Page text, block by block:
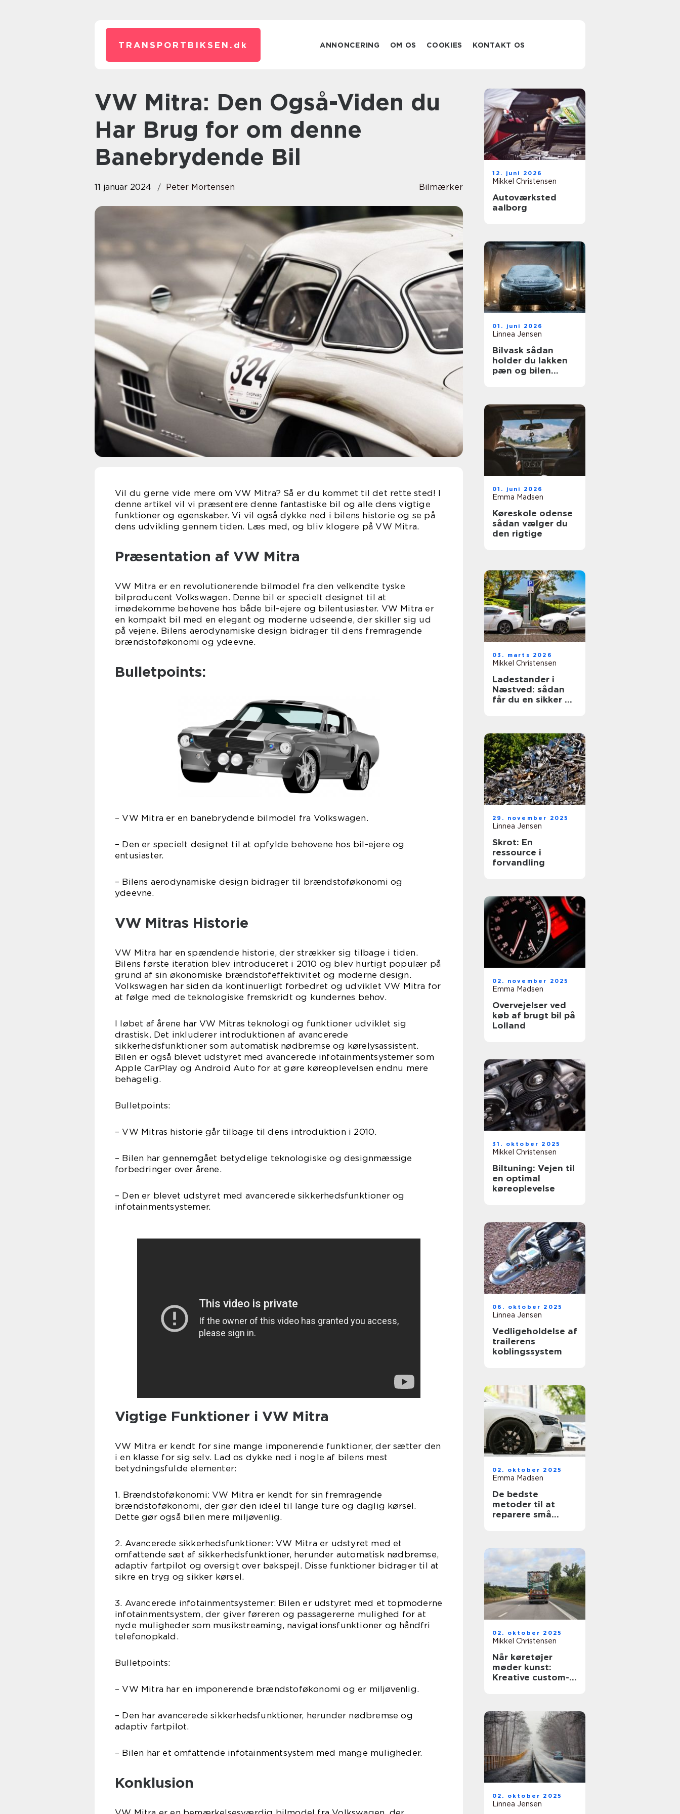
TRANSPORTBIKSEN. dk ANNONCERING OM OS COOKIES KONTAKT OS
VW Mitra: Den Også-Viden du
Har Brug for om denne
Banebrydende Bil
11 januar 2024 Peter Mortensen Bilmærker
Vil du gerne vide mere om VW Mitra? Så er du kommet til det rette sted! I
denne artikel vil vi præsentere denne fantastiske bil og alle dens vigtige
funktioner og egenskaber. Vi vil også dykke ned i bilens historie og se på
dens udvikling gennem tiden. Læs med, og bliv klogere på VW Mitra.
Præsentation af VW Mitra
VW Mitra er en revolutionerende bilmodel fra den velkendte tyske
bilproducent Volkswagen. Denne bil er specielt designet til at
imødekomme behovene hos både bil-ejere og bilentusiaster. VW Mitra er
en kompakt bil med en elegant og moderne udseende, der skiller sig ud
på vejene. Bilens aerodynamiske design bidrager til dens fremragende
brændstoføkonomi og ydeevne.
Bulletpoints:
– VW Mitra er en banebrydende bilmodel fra Volkswagen.
– Den er specielt designet til at opfylde behovene hos bil-ejere og
entusiaster.
– Bilens aerodynamiske design bidrager til brændstoføkonomi og
ydeevne.
VW Mitras Historie
VW Mitra har en spændende historie, der strækker sig tilbage i tiden.
Bilens første iteration blev introduceret i 2010 og blev hurtigt populær på
grund af sin økonomiske brændstofeffektivitet og moderne design.
Volkswagen har siden da kontinuerligt forbedret og udviklet VW Mitra for
at følge med de teknologiske fremskridt og kundernes behov.
I løbet af årene har VW Mitras teknologi og funktioner udviklet sig
drastisk. Det inkluderer introduktionen af avancerede
sikkerhedsfunktioner som automatisk nødbremse og kørelysassistent.
Bilen er også blevet udstyret med avancerede infotainmentsystemer som
Apple CarPlay og Android Auto for at gøre køreoplevelsen endnu mere
behagelig.
Bulletpoints:
– VW Mitras historie går tilbage til dens introduktion i 2010.
– Bilen har gennemgået betydelige teknologiske og designmæssige
forbedringer over årene.
– Den er blevet udstyret med avancerede sikkerhedsfunktioner og
infotainmentsystemer.
Vigtige Funktioner i VW Mitra
VW Mitra er kendt for sine mange imponerende funktioner, der sætter den
i en klasse for sig selv. Lad os dykke ned i nogle af bilens mest
betydningsfulde elementer:
1. Brændstoføkonomi: VW Mitra er kendt for sin fremragende
brændstoføkonomi, der gør den ideel til lange ture og daglig kørsel.
Dette gør også bilen mere miljøvenlig.
2. Avancerede sikkerhedsfunktioner: VW Mitra er udstyret med et
omfattende sæt af sikkerhedsfunktioner, herunder automatisk nødbremse,
adaptiv fartpilot og oversigt over bakspejl. Disse funktioner bidrager til at
sikre en tryg og sikker kørsel.
3. Avancerede infotainmentsystemer: Bilen er udstyret med et topmoderne
infotainmentsystem, der giver føreren og passagererne mulighed for at
nyde muligheder som musikstreaming, navigationsfunktioner og håndfri
telefonopkald.
Bulletpoints:
– VW Mitra har en imponerende brændstoføkonomi og er miljøvenlig.
– Den har avancerede sikkerhedsfunktioner, herunder nødbremse og
adaptiv fartpilot.
– Bilen har et omfattende infotainmentsystem med mange muligheder.
Konklusion
12. juni 2026
Mikkel Christensen
Autoværksted
aalborg
01. juni 2026
Linnea Jensen
Bilvask sådan
holder du lakken
pæn og bilen
01. juni 2026
Emma Madsen
Køreskole odense
sådan vælger du
den rigtige
03. marts 2026
Mikkel Christensen
Ladestander i
Næstved: sådan
får du en sikker og
29. november 2025
Linnea Jensen
Skrot: En
ressource i
forvandling
02. november 2025
Emma Madsen
Overvejelser ved
køb af brugt bil på
Lolland
31. oktober 2025
Mikkel Christensen
Biltuning: Vejen til
en optimal
køreoplevelse
06. oktober 2025
Linnea Jensen
Vedligeholdelse af
trailerens
koblingssystem
02. oktober 2025
Emma Madsen
De bedste
metoder til at
reparere små
02. oktober 2025
Mikkel Christensen
Når køretøjer
møder kunst:
Kreative custom-
02. oktober 2025
Linnea Jensen